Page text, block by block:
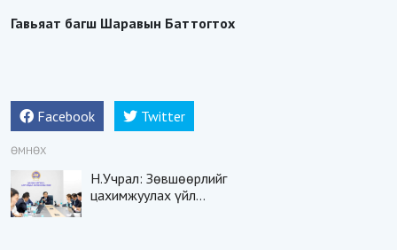
Гавьяат багш Шаравын Баттогтох
Facebook Twitter
ӨМНӨХ
Н.Учрал: Зөвшөөрлийг
цахимжуулах үйл